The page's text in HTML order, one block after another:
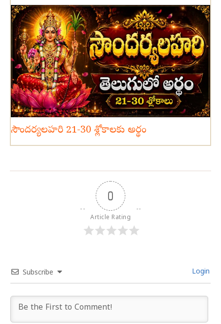
సౌందర్యలహరి 21-30 శ్లోకాలకు అర్థం
0
Article Rating
Subscribe Login